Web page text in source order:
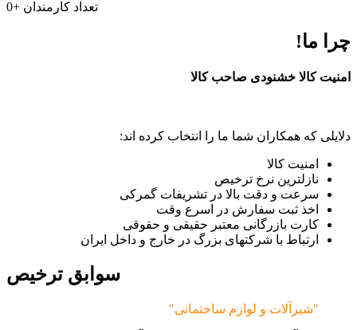
0+ تعداد کارمندان
چرا ما!
امنیت کالا خشنودی صاحب کالا
دلایلی که همکاران شما ما را انتخاب کرده اند:
امنیت کالا
نازلترین نرخ ترخیص
سرعت و دقت بالا در تشریفات گمرکی
اخذ ثبت سفارش در اسرع وقت
کارت بازرگانی معتبر حقیقی و حقوقی
ارتباط با شرکتهای بزرگ در خارج و داخل ایران
سوابق ترخیص
"شیرآلات و لوازم ساختمانی"